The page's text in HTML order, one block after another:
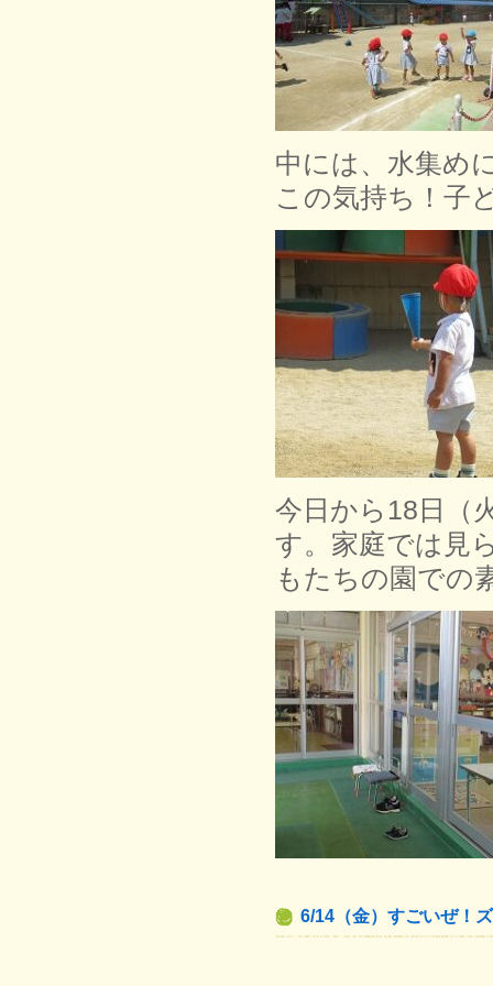
中には、水集め
この気持ち！子
今日から18日（
す。家庭では見
もたちの園での
6/14（金）すごいぜ！